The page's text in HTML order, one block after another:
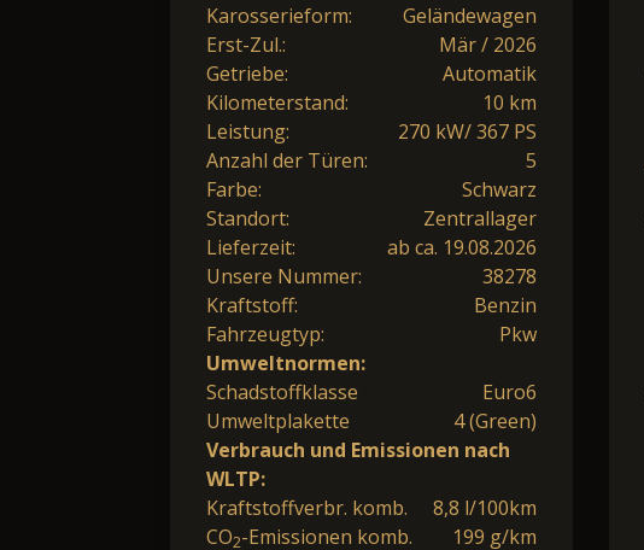
Karosserieform:
Geländewagen
Erst-Zul.:
Mär / 2026
Getriebe:
Automatik
Kilometerstand:
10 km
Leistung:
270 kW/ 367 PS
Anzahl der Türen:
5
Farbe:
Schwarz
Standort:
Zentrallager
Lieferzeit:
ab ca. 19.08.2026
Unsere Nummer:
38278
Kraftstoff:
Benzin
Fahrzeugtyp:
Pkw
Umweltnormen:
Schadstoffklasse
Euro6
Umweltplakette
4 (Green)
Verbrauch und Emissionen nach
WLTP:
Kraftstoffverbr. komb.
8,8 l/100km
CO2-Emissionen komb. 199 g/km